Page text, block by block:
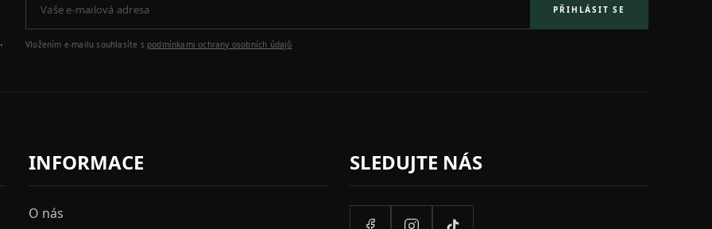
PŘIHLÁSIT SE
Vložením e-mailu souhlasíte s podmínkami ochrany osobních údajů
INFORMACE
O nás
SLEDUJTE NÁS